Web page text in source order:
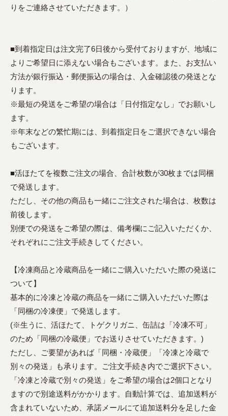
りをご連絡させていただきます。）
■到着指定日は注文完了6日後から受付ておりますが、地域に
よりご希望日に添えない場合もございます。また、お支払い
方法が銀行振込・郵便振込の場合は、入金確認後の発送とな
ります。
※最短の発送をご希望の場合は「日付指定なし」でお願いし
ます。
※年末などの繁忙期には、到着指定日をご選択できない場合
もございます。
■活ほたてを複数ご注文の場合、合計枚数が30枚までは同梱
で発送します。
ただし、その他の商品も一緒にご注文された場合は、枚数は
前後します。
別便での発送をご希望の際は、備考欄にご記入いただくか、
それぞれにご注文手続きしてください。
【冷凍商品と冷蔵商品を一緒にご購入いただいた際の発送に
ついて】
基本的に冷凍と冷蔵の商品を一緒にご購入いただいた際は
「同梱の冷凍便」で発送します。
(※生うに、活ほたて、トゲクリガニ、缶詰は「冷凍不可」
のため「同梱の冷蔵便」でお送りさせていただきます。)
ただし、ご要望があれば「同梱・冷蔵便」「冷凍と冷蔵で
別々の発送」も承ります。ご注文手続き内でご選択下さい。
「冷凍と冷蔵で別々の発送」をご希望の場合は2個口となり
ますので別途送料がかかります。自動計算では、追加送料が
含まれていないため、承諾メールにて追加送料分を足した金